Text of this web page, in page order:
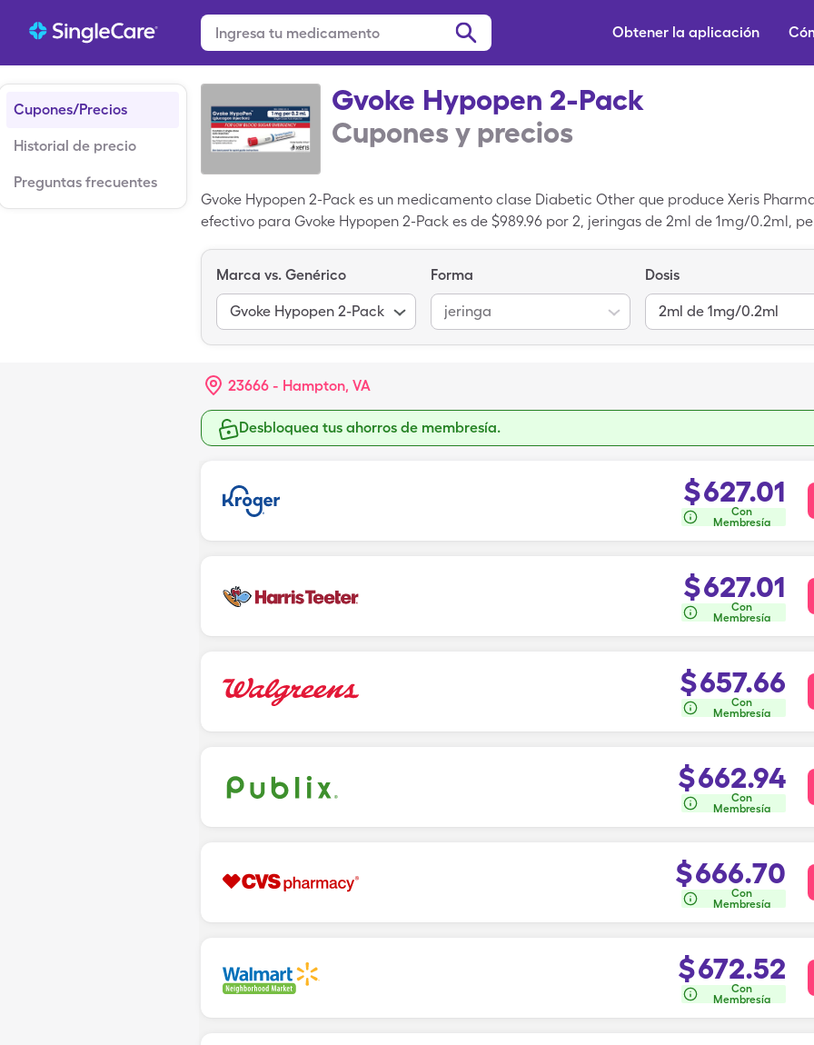
Obtener la aplicación
Cupones/Precios
Historial de precio
Preguntas frecuentes
Gvoke Hypopen 2-Pack
Cupones y precios
Gvoke Hypopen 2-Pack es un medicamento clase Diabetic Other que produce Xeris
efectivo para Gvoke Hypopen 2-Pack es de $989.96 por 2, jeringas de 2ml de 1mg/0.2ml,
Marca vs. Genérico
Gvoke Hypopen 2-Pack
Forma
jeringa
Dosis
2ml de 1mg/0.2ml
23666 - Hampton, VA
Desbloquea tus ahorros de membresía.
$627.01
Con
Membresía
$627.01
Con
Membresía
$657.66
Con
Membresía
$662.94
Con
Membresía
$666.70
Con
Membresía
$672.52
Con
Membresía